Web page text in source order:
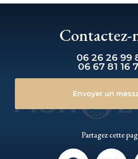
Contactez-
06 26 26 99
06 67 81 16
Envoyer un
Partagez cette
Facebook